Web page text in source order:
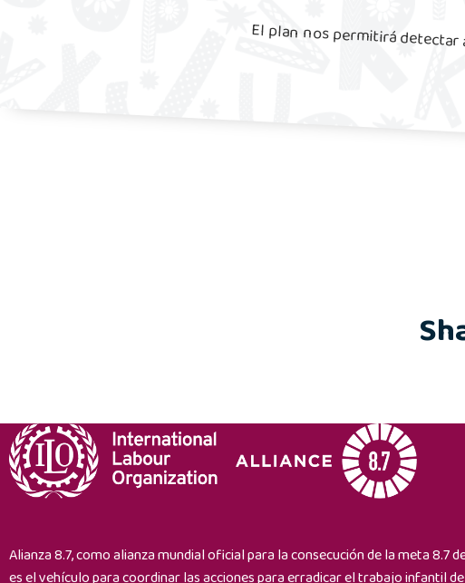
El plan nos permitirá
Alianza 8.7, como alianza mundial oficial para la consecución de la meta 8.7
es el vehículo para coordinar las acciones para erradicar el trabajo infantil